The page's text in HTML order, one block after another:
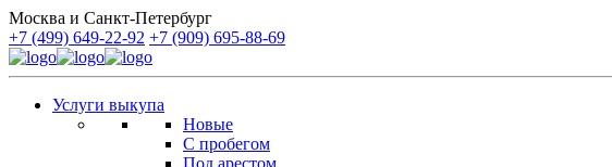
Москва и Санкт-Петербург
+7 (499) 649-22-92 +7 (909) 695-88-69
Услуги выкупа
Новые
С пробегом
Под арестом